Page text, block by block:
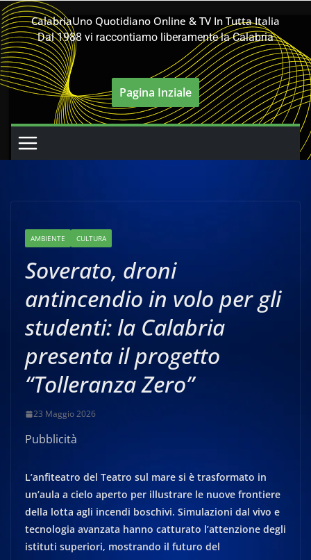
Salta
al
contenuto
CalabriaUno Quotidiano Online & TV In Tutta Italia
Dal 1988 vi raccontiamo liberamente la Calabria
Pagina Inziale
AMBIENTE CULTURA
Soverato, droni
antincendio in volo per gli
studenti: la Calabria
presenta il progetto
“Tolleranza Zero”
23 Maggio 2026
Pubblicità
L’anfiteatro del Teatro sul mare si è trasformato in
un’aula a cielo aperto per illustrare le nuove frontiere
della lotta agli incendi boschivi. Simulazioni dal vivo e
tecnologia avanzata hanno catturato l’attenzione degli
istituti superiori, mostrando il futuro del